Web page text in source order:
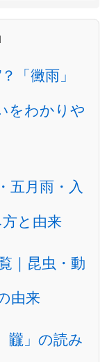
「黴雨」
をわかりや
五月雨・入
と由来
｜昆虫・動
由来
龖」の読み